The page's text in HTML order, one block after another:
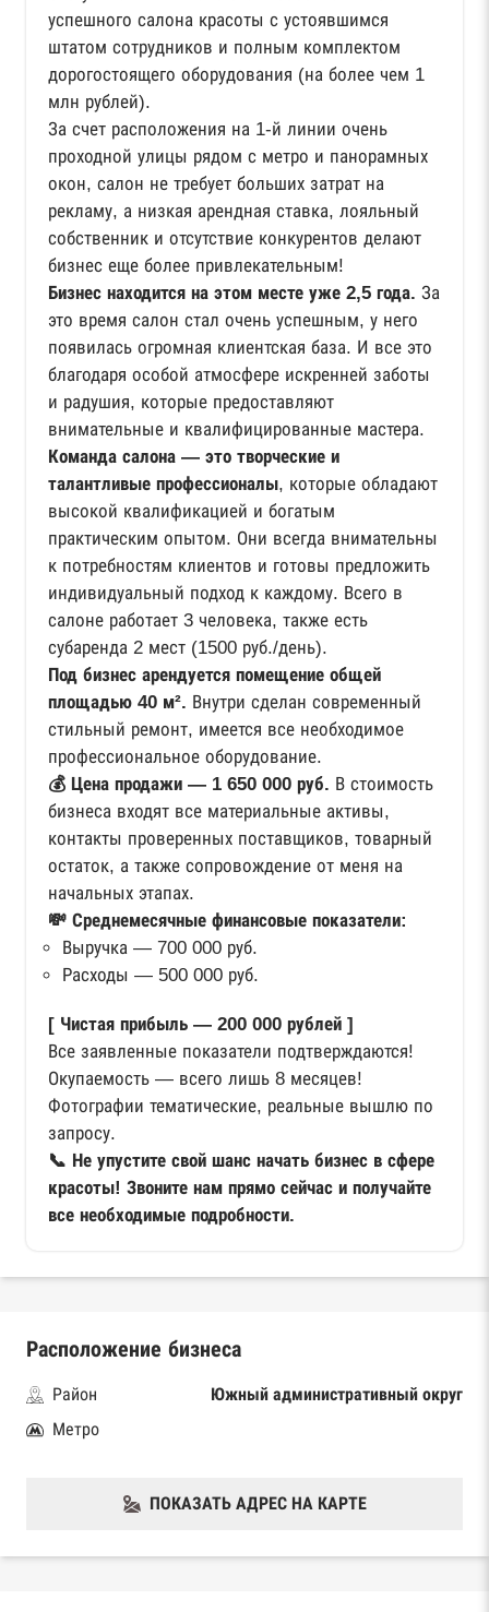
успешного салона красоты с устоявшимся
штатом сотрудников и полным комплектом
дорогостоящего оборудования (на более чем 1
млн рублей).
За счет расположения на 1-й линии очень
проходной улицы рядом с метро и панорамных
окон, салон не требует больших затрат на
рекламу, а низкая арендная ставка, лояльный
собственник и отсутствие конкурентов делают
бизнес еще более привлекательным!
Бизнес находится на этом месте уже 2,5 года. За
это время салон стал очень успешным, у него
появилась огромная клиентская база. И все это
благодаря особой атмосфере искренней заботы
и радушия, которые предоставляют
внимательные и квалифицированные мастера.
Команда салона — это творческие и
талантливые профессионалы, которые обладают
высокой квалификацией и богатым
практическим опытом. Они всегда внимательны
к потребностям клиентов и готовы предложить
индивидуальный подход к каждому. Всего в
салоне работает 3 человека, также есть
субаренда 2 мест (1500 руб./день).
Под бизнес арендуется помещение общей
площадью 40 м². Внутри сделан современный
стильный ремонт, имеется все необходимое
профессиональное оборудование.
💰 Цена продажи — 1 650 000 руб. В стоимость
бизнеса входят все материальные активы,
контакты проверенных поставщиков, товарный
остаток, а также сопровождение от меня на
начальных этапах.
💸 Среднемесячные финансовые показатели:
Выручка — 700 000 руб.
Расходы — 500 000 руб.
[ Чистая прибыль — 200 000 рублей ]
Все заявленные показатели подтверждаются!
Окупаемость — всего лишь 8 месяцев!
Фотографии тематические, реальные вышлю по
запросу.
📞 Не упустите свой шанс начать бизнес в сфере
красоты! Звоните нам прямо сейчас и получайте
все необходимые подробности.
Расположение бизнеса
Район
Южный административный округ
Метро
ПОКАЗАТЬ АДРЕС НА КАРТЕ